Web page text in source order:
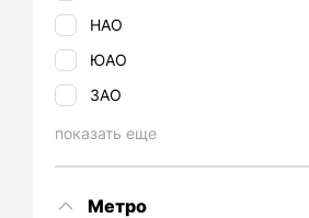
НАО
ЮАО
ЗАО
показать еще
Метро